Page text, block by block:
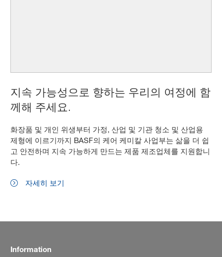
지속 가능성으로 향하는 우리의 여정에 함
께해 주세요.
화장품 및 개인 위생부터 가정, 산업 및 기관 청소 및 산업용
제형에 이르기까지 BASF의 케어 케미칼 사업부는 삶을 더 쉽
고 안전하며 지속 가능하게 만드는 제품 제조업체를 지원합니
다.
자세히 보기
Information